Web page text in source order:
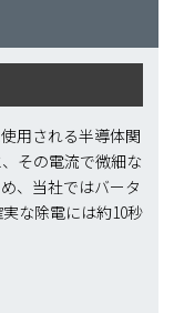
用される半導体関
その電流で微細な
、当社ではバータ
な除電には約10秒